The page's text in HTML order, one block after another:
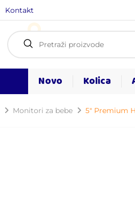
Kontakt
Novo Kolica
Monitori za bebe 5″ Premium